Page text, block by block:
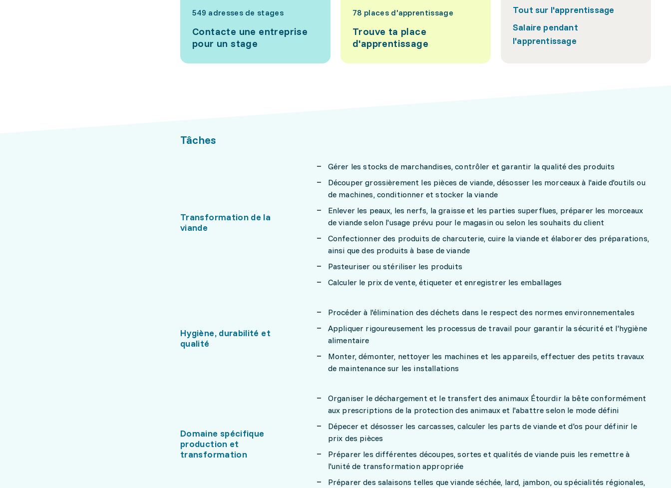
549 adresses de stages
Contacte une entreprise
pour un stage
78 places d'apprentissage
Trouve ta place
d'apprentissage
Tout sur l'apprentissage
Salaire pendant
l'apprentissage
Tâches
Transformation de la
viande
Gérer les stocks de marchandises, contrôler et garantir la qualité des produits
Découper grossièrement les pièces de viande, désosser les morceaux à l'aide d'outils ou
de machines, conditionner et stocker la viande
Enlever les peaux, les nerfs, la graisse et les parties superflues, préparer les morceaux
de viande selon l'usage prévu pour le magasin ou selon les souhaits du client
Confectionner des produits de charcuterie, cuire la viande et élaborer des préparations,
ainsi que des produits à base de viande
Pasteuriser ou stériliser les produits
Calculer le prix de vente, étiqueter et enregistrer les emballages
Hygiène, durabilité et
qualité
Procéder à l'élimination des déchets dans le respect des normes environnementales
Appliquer rigoureusement les processus de travail pour garantir la sécurité et l'hygiène
alimentaire
Monter, démonter, nettoyer les machines et les appareils, effectuer des petits travaux
de maintenance sur les installations
Domaine spécifique
production et
transformation
Organiser le déchargement et le transfert des animaux Étourdir la bête conformément
aux prescriptions de la protection des animaux et l'abattre selon le mode défini
Dépecer et désosser les carcasses, calculer les parts de viande et d'os pour définir le
prix des pièces
Préparer les différentes découpes, sortes et qualités de viande puis les remettre à
l'unité de transformation appropriée
Préparer des salaisons telles que viande séchée, lard, jambon, ou spécialités régionales,